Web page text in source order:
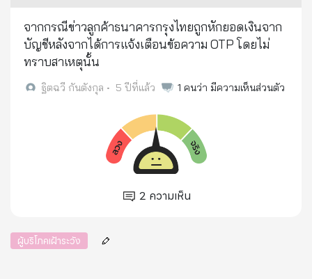
จากกรณีข่าวลูกค้าธนาคารกรุงไทยถูกหักยอดเงินจาก
บัญชีหลังจากได้การแจ้งเตือนข้อความ OTP โดยไม่
ทราบสาเหตุนั้น
ฐิตฉวี กันตังกุล • 5 ปีที่แล้ว 1 คนว่า มีความเห็นส่วนตัว
2 ความเห็น
ผู้บริโภคเฝ้าระวัง